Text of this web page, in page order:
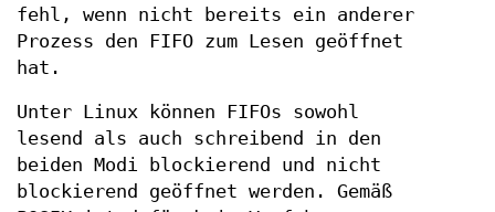
fehl, wenn nicht bereits ein anderer
Prozess den FIFO zum Lesen geöffnet
hat.
Unter Linux können FIFOs sowohl
lesend als auch schreibend in den
beiden Modi blockierend und nicht
blockierend geöffnet werden. Gemäß